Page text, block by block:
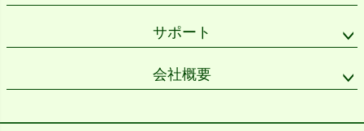
サポート
会社概要